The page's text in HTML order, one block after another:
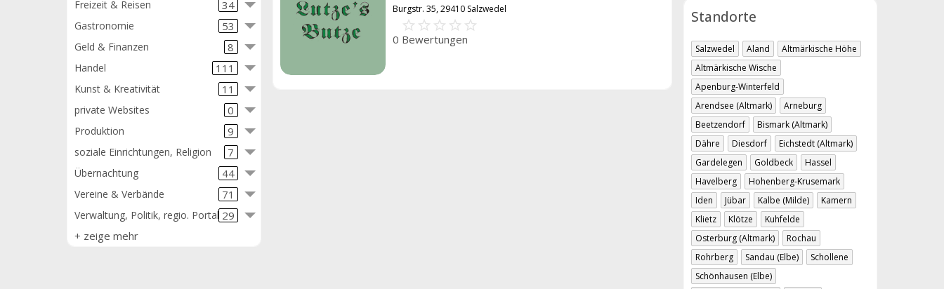
Freizeit & Reisen 34
Gastronomie 53
Geld & Finanzen 8
Handel 111
Kunst & Kreativität 11
private Websites 0
Produktion 9
soziale Einrichtungen, Religion 7
Übernachtung 44
Vereine & Verbände 71
Verwaltung, Politik, regio. Portale29
+ zeige mehr
Standorte
Salzwedel Aland
Altmärkische Höhe
Altmärkische Wische
Apenburg-Winterfeld
Arendsee (Altmark)
Arneburg
Beetzendorf
Bismark (Altmark)
Dähre
Diesdorf
Eichstedt (Altmark)
Gardelegen
Goldbeck
Hassel
Havelberg
Hohenberg-Krusemark
Iden
Jübar Kalbe (Milde)
Kamern
Klietz
Klötze
Kuhfelde
Osterburg (Altmark)
Rochau
Rohrberg
Sandau (Elbe)
Schollene
Schönhausen (Elbe)
Burgstr. 35, 29410 Salzwedel
star_border star_border star_border star_border star_border
star star star star star
0 Bewertungen